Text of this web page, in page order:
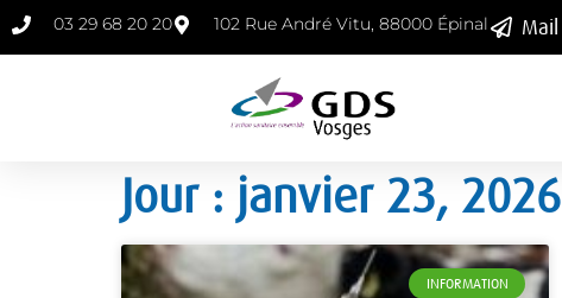
03 29 68 20 20 102 Rue André Vitu, 88000 Épinal Mail
Jour : janvier 23, 2026
INFORMATION